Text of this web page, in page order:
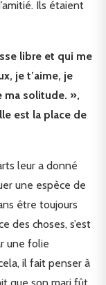
Ils étaient
libre et qui me
je t’aime, je
ma solitude. »,
est la place de
leur a donné
une espèce de
être toujours
des choses, s’est
une folie
il fait penser à